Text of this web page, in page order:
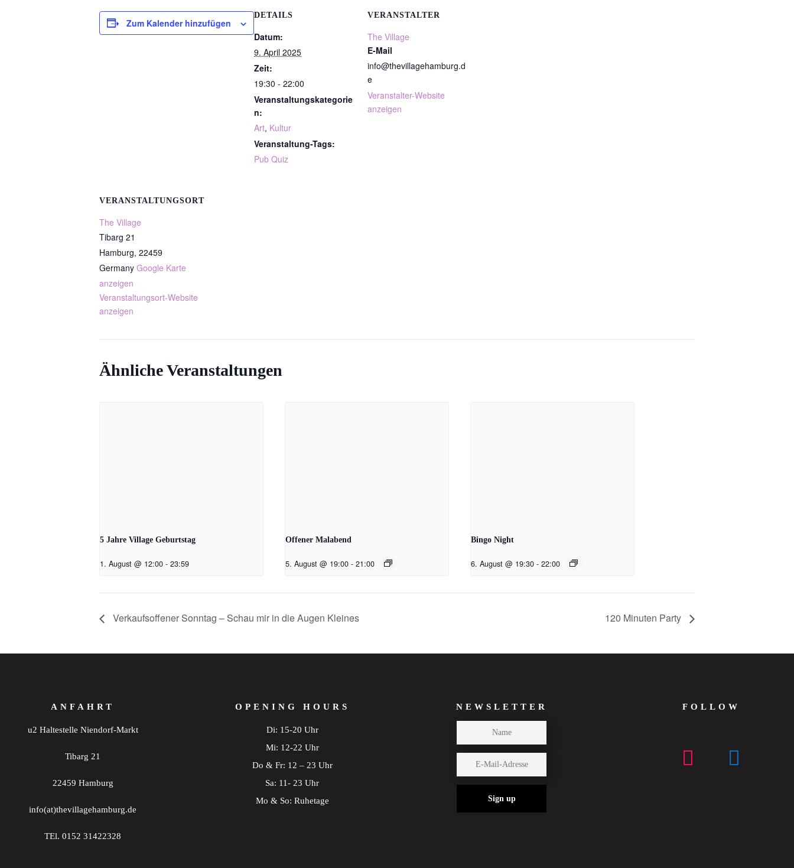
Zum Kalender hinzufügen
DETAILS
Datum:
9. April 2025
Zeit:
19:30 - 22:00
Veranstaltungskategorie
n:
Art, Kultur
Veranstaltung-Tags:
Pub Quiz
VERANSTALTER
The Village
E-Mail
info@thevillagehamburg.d
e
Veranstalter-Website
anzeigen
VERANSTALTUNGSORT
The Village
Tibarg 21
Hamburg, 22459
Germany Google Karte
anzeigen
Veranstaltungsort-Website
anzeigen
Ähnliche Veranstaltungen
5 Jahre Village Geburtstag
1. August @ 12:00 - 23:59
Offener Malabend
5. August @ 19:00 - 21:00
Bingo Night
6. August @ 19:30 - 22:00
Verkaufsoffener Sonntag – Schau mir in die Augen Kleines 120 Minuten Party
ANFAHRT
u2 Haltestelle Niendorf-Markt
Tibarg 21
22459 Hamburg
info(at)thevillagehamburg.de
TEl. 0152 31422328
OPENING HOURS
Di: 15-20 Uhr
Mi: 12-22 Uhr
Do & Fr: 12 – 23 Uhr
Sa: 11- 23 Uhr
Mo & So: Ruhetage
NEWSLETTER
Sign up
FOLLOW